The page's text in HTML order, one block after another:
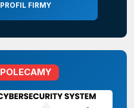
PROFIL FIRMY
POLECAMY